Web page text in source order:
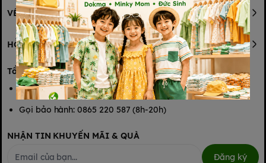
VỀ MOKIMART
HỖ TRỢ KHÁCH HÀNG
Tổng đài hỗ trợ
Gọi mua hàng: 0865 220 587 (8h-20h)
Gọi bảo hành: 0865 220 587 (8h-20h)
NHẬN TIN KHUYẾN MÃI & QUÀ
Đăng ký